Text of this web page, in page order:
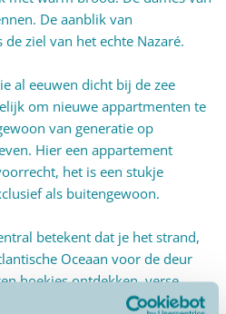
De aanblik van
ziel van het echte Nazaré.
al eeuwen dicht bij de zee
om nieuwe appartmenten te
van generatie op
Hier een appartement
het is een stukje
als buitengewoon.
betekent dat je het strand,
Oceaan voor de deur
hoekjes ontdekken, verse
thuis voelen. Je hoeft geen